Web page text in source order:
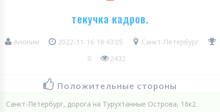
текучка кадров.
Аноним 2022-11-16 18:43:05
Санкт-Петербург
0
2432
Положительные стороны
Санкт-Петербург, дорога на Турухтанные Острова, 16к2.